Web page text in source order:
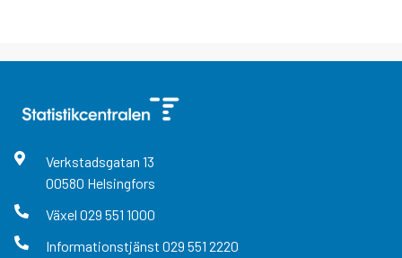
Verkstadsgatan 13
00580 Helsingfors
Växel 029 551 1000
Informationstjänst 029 551 2220